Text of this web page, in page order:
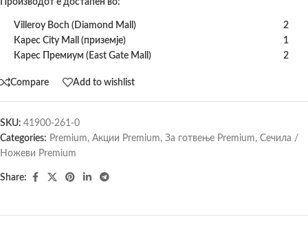
Производот е достапен во:
Villeroy Boch (Diamond Mall)
2
Карес City Mall (приземје)
1
Карес Премиум (East Gate Mall)
2
Compare Add to wishlist
SKU: 41900-261-0
Categories: Premium, Акции Premium, За готвење Premium, Сечила /
Ножеви Premium
Share: